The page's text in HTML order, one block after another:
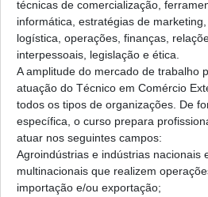
técnicas de comercialização,
informática, estratégias de marketing,
logística, operações, finanças,
interpessoais, legislação e ética.
A amplitude do mercado de trabalho
atuação do Técnico em Comércio
todos os tipos de organizações. De
específica, o curso prepara
atuar nos seguintes campos:
Agroindústrias e indústrias nacionais
multinacionais que realizem
importação e/ou exportação;